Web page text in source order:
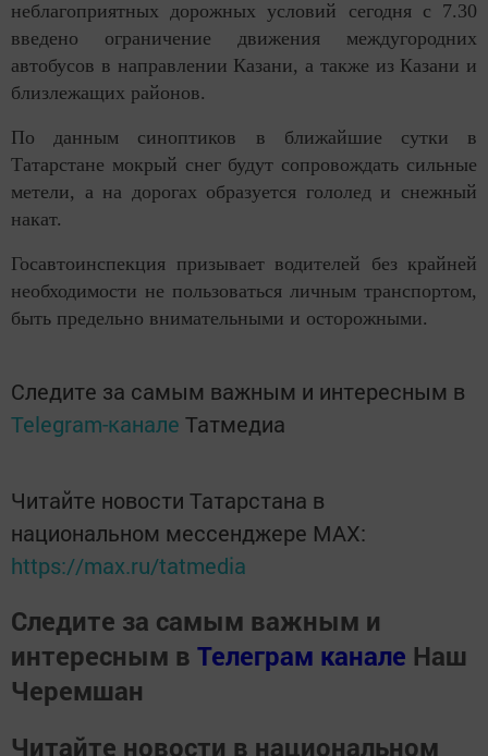
неблагоприятных дорожных условий сегодня с 7.30
введено ограничение движения междугородних
автобусов в направлении Казани, а также из Казани и
близлежащих районов.
По данным синоптиков в ближайшие сутки в
Татарстане мокрый снег будут сопровождать сильные
метели, а на дорогах образуется гололед и снежный
накат.
Госавтоинспекция призывает водителей без крайней
необходимости не пользоваться личным транспортом,
быть предельно внимательными и осторожными.
Следите за самым важным и интересным в
Telegram-канале Татмедиа
Читайте новости Татарстана в
национальном мессенджере MАХ:
https://max.ru/tatmedia
Следите за самым важным и
интересным в Телеграм канале Наш
Черемшан
Читайте новости в национальном